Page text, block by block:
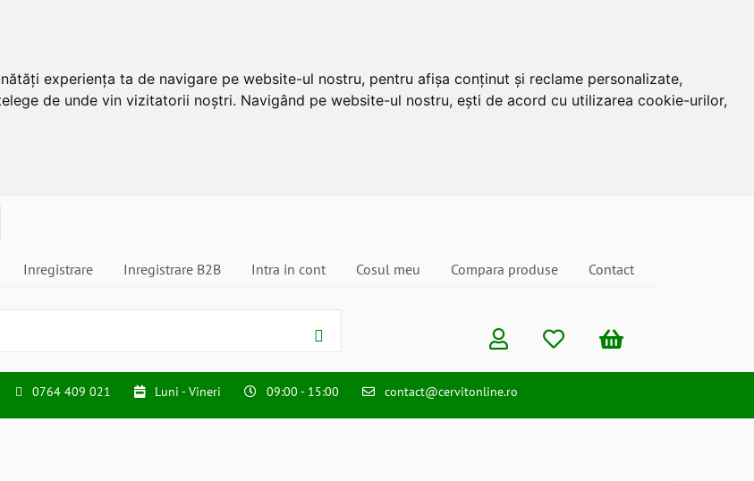
experiența ta de navigare pe website-ul nostru, pentru afișa conținut și reclame personalizate,
de unde vin vizitatorii noștri. Navigând pe website-ul nostru, ești de acord cu utilizarea cookie-urilor,
Inregistrare Inregistrare B2B Intra in cont Cosul meu Compara produse Contact
0764 409 021 Luni - Vineri 09:00 - 15:00 contact@cervitonline.ro